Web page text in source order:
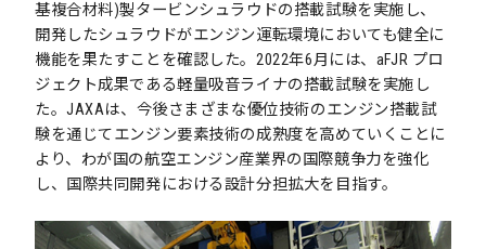
基複合材料)製タービンシュラウドの搭載試験を実施し、
開発したシュラウドがエンジン運転環境においても健全に
機能を果たすことを確認した。2022年6月には、aFJR プロ
ジェクト成果である軽量吸音ライナの搭載試験を実施し
た。JAXAは、今後さまざまな優位技術のエンジン搭載試
験を通じてエンジン要素技術の成熟度を高めていくことに
より、わが国の航空エンジン産業界の国際競争力を強化
し、国際共同開発における設計分担拡大を目指す。